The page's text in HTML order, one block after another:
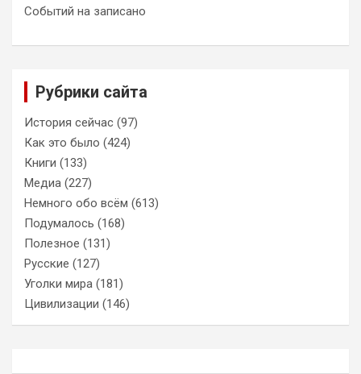
Событий на записано
Рубрики сайта
История сейчас (97)
Как это было (424)
Книги (133)
Медиа (227)
Немного обо всём (613)
Подумалось (168)
Полезное (131)
Русские (127)
Уголки мира (181)
Цивилизации (146)